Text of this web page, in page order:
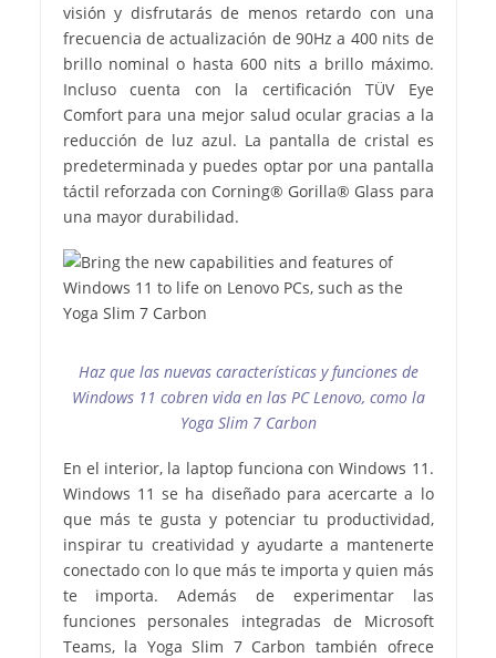
visión y disfrutarás de menos retardo con una
frecuencia de actualización de 90Hz a 400 nits de
brillo nominal o hasta 600 nits a brillo máximo.
Incluso cuenta con la certificación TÜV Eye
Comfort para una mejor salud ocular gracias a la
reducción de luz azul. La pantalla de cristal es
predeterminada y puedes optar por una pantalla
táctil reforzada con Corning® Gorilla® Glass para
una mayor durabilidad.
Haz que las nuevas características y funciones de
Windows 11 cobren vida en las PC Lenovo, como la
Yoga Slim 7 Carbon
En el interior, la laptop funciona con Windows 11.
Windows 11 se ha diseñado para acercarte a lo
que más te gusta y potenciar tu productividad,
inspirar tu creatividad y ayudarte a mantenerte
conectado con lo que más te importa y quien más
te importa. Además de experimentar las
funciones personales integradas de Microsoft
Teams, la Yoga Slim 7 Carbon también ofrece